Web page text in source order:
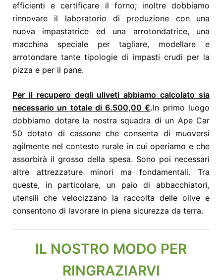
efficienti e certificare il forno; inoltre dobbiamo
rinnovare il laboratorio di produzione con una
nuova impastatrice ed una arrotondatrice, una
macchina speciale per tagliare, modellare e
arrotondare tante tipologie di impasti crudi per la
pizza e per il pane.
Per il recupero degli uliveti abbiamo calcolato sia
necessario un totale di 6.500,00 €.In primo luogo
dobbiamo dotare la nostra squadra di un Ape Car
50 dotato di cassone che consenta di muoversi
agilmente nel contesto rurale in cui operiamo e che
assorbirà il grosso della spesa. Sono poi necessari
altre attrezzature minori ma fondamentali. Tra
queste, in particolare, un paio di abbacchiatori,
utensili che velocizzano la raccolta delle olive e
consentono di lavorare in piena sicurezza da terra.
IL NOSTRO MODO PER
RINGRAZIARVI